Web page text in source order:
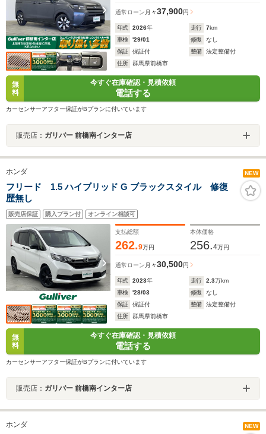
通常ローン 月々37,900円
年式 2026年 走行 7km
車検
'29/01 修復
なし
保証
保証付 整備
法定整備付
住所
群馬県前橋市
無
料
今すぐ在庫確認・見積依頼
電話する
カーセンサーアフター保証がBプランに付いています
販売店： ガリバー 前橋南インター店
ホンダ NEW
フリード 1.5 ハイブリッド G ブラックスタイル 修復
歴無し
販売店保証 購入プラン付 オンライン相談可
支払総額
262.9万円
本体価格
256.4万円
通常ローン 月々30,500円
年式 2023年 走行 2.3万km
車検
'28/03 修復
なし
保証
保証付 整備
法定整備付
住所
群馬県前橋市
無
料
今すぐ在庫確認・見積依頼
電話する
カーセンサーアフター保証がBプランに付いています
販売店： ガリバー 前橋南インター店
ホンダ NEW